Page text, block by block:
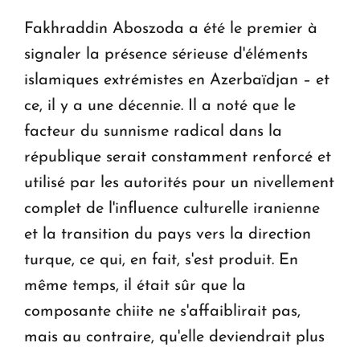
Fakhraddin Aboszoda a été le premier à
signaler la présence sérieuse d'éléments
islamiques extrémistes en Azerbaïdjan – et
ce, il y a une décennie. Il a noté que le
facteur du sunnisme radical dans la
république serait constamment renforcé et
utilisé par les autorités pour un nivellement
complet de l'influence culturelle iranienne
et la transition du pays vers la direction
turque, ce qui, en fait, s'est produit. En
même temps, il était sûr que la
composante chiite ne s'affaiblirait pas,
mais au contraire, qu'elle deviendrait plus